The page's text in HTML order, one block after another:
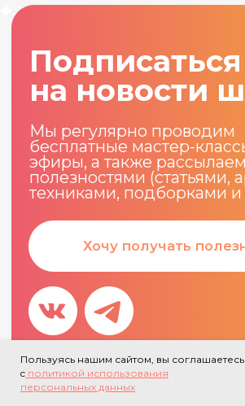
Пользуясь нашим сайтом, вы соглашаетесь
c политикой использования
персональных данных